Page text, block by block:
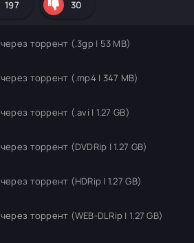
197 30
через торрент (.3gp | 53 MB)
через торрент (.mp4 | 347 MB)
через торрент (.avi | 1.27 GB)
через торрент (DVDRip | 1.27 GB)
через торрент (HDRip | 1.27 GB)
через торрент (WEB-DLRip | 1.27 GB)